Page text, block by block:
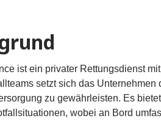
ist ein privater Rettungsdienst
setzt sich das
zu gewährleisten. Es
wobei an Bord